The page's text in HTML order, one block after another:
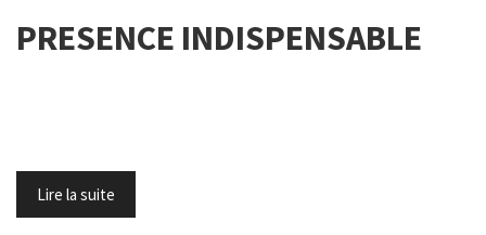
PRESENCE INDISPENSABLE
Lire la suite